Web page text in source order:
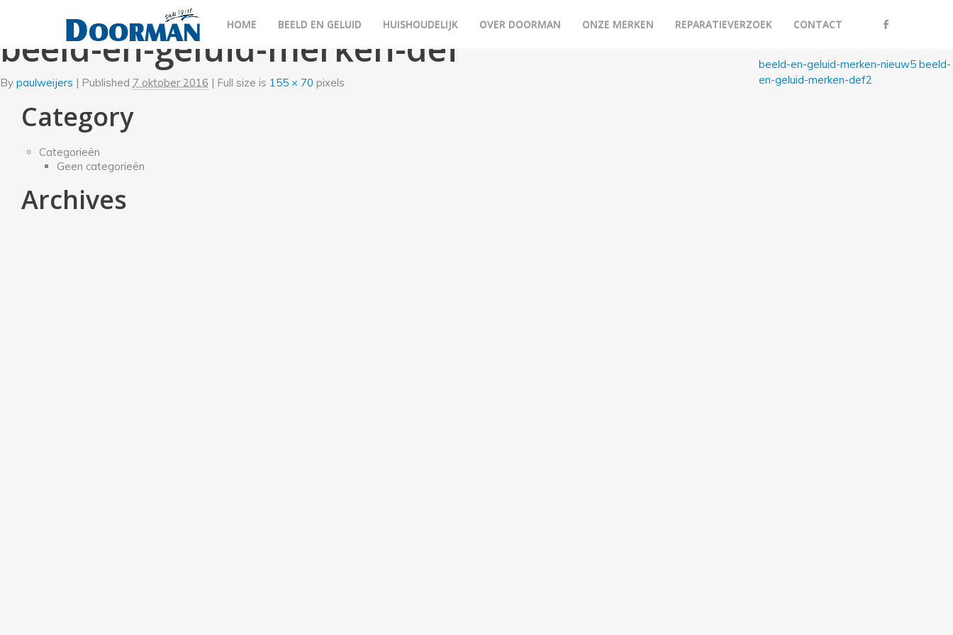
HOME BEELD EN GELUID HUISHOUDELIJK OVER DOORMAN ONZE MERKEN REPARATIEVERZOEK CONTACT
beeld-en-geluid-merken-def
By paulweijers | Published 7 oktober 2016 | Full size is 155 × 70 pixels
beeld-en-geluid-merken-nieuw5 beeld-
en-geluid-merken-def2
Category
Categorieën
Geen categorieën
Archives